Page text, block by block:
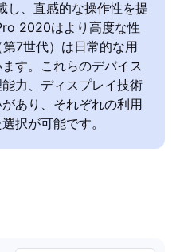
し、直感的な操作性を提
2020はより高度な性
7世代）は日常的な用
す。これらのデバイス
力、ディスプレイ技術
あり、それぞれの利用
択が可能です。